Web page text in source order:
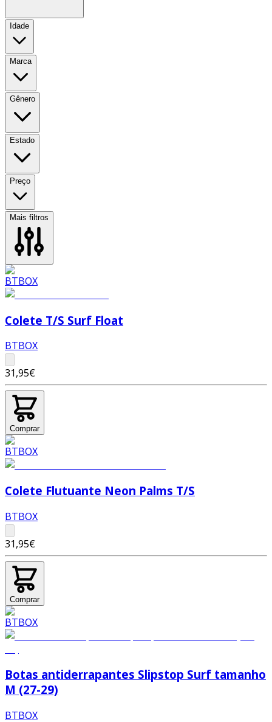
Idade
Marca
Gênero
Estado
Preço
Mais filtros
Colete T/S Surf Float
BTBOX
31,95€
Comprar
Colete Flutuante Neon Palms T/S
BTBOX
31,95€
Comprar
Botas antiderrapantes Slipstop Surf tamanho
M (27-29)
BTBOX